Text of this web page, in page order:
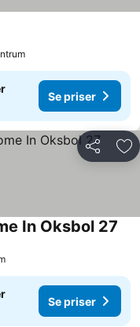
Se priser
Del
In Oksbol 27
Se priser